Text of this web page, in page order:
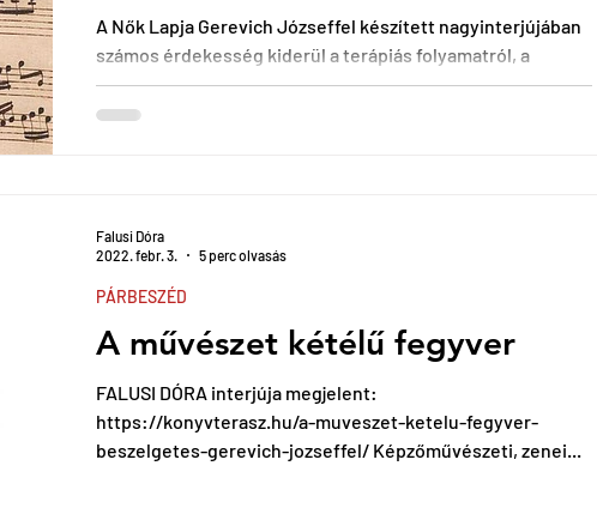
A Nők Lapja Gerevich Józseffel készített nagyinterjújában
számos érdekesség kiderül a terápiás folyamatról, a
terapeuta mindennapjairól...
A művészet kétélű fegyver
FALUSI DÓRA interjúja megjelent:
https://konyvterasz.hu/a-muveszet-ketelu-fegyver-
beszelgetes-gerevich-jozseffel/ Képzőművészeti, zenei...
PÁRBESZÉD
Falusi Dóra
2022. febr. 3.
5 perc olvasás